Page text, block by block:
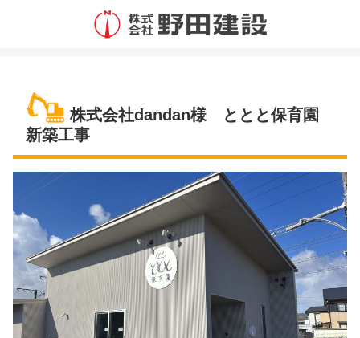
株式会社dandan様 ととと保育園
新築工事